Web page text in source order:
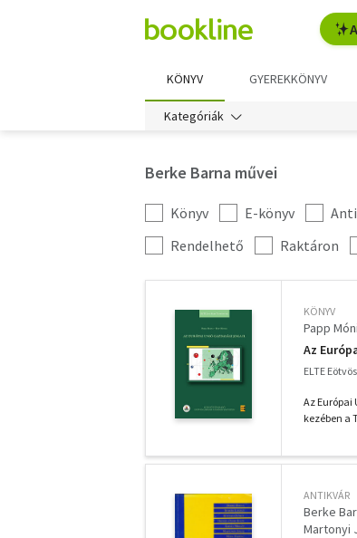
KÖNYV GYEREKKÖNYV
Kategóriák
Berke Barna művei
Kategória
szűrés
Könyv E-könyv
További
szűrők
Rendelhető Raktáron
KÖNYV
Papp
Az
ELTE
Az
kezében a
ANTIKVÁR
Berke
Martonyi